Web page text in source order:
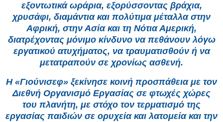
εξοντωτικά ωράρια, εξορύσσοντας βράχια,
χρυσάφι, διαμάντια και πολύτιμα μέταλλα στην
Αφρική, στην Ασία και τη Νότια Αμερική,
διατρέχοντας μόνιμο κίνδυνο να πεθάνουν λόγω
εργατικού ατυχήματος, να τραυματισθούν ή να
μετατραπούν σε χρονίως ασθενή.
Η «Γιούνισεφ» ξεκίνησε κοινή προσπάθεια με τον
Διεθνή Οργανισμό Εργασίας σε φτωχές χώρες
του πλανήτη, με στόχο τον τερματισμό της
εργασίας παιδιών σε ορυχεία και λατομεία και την